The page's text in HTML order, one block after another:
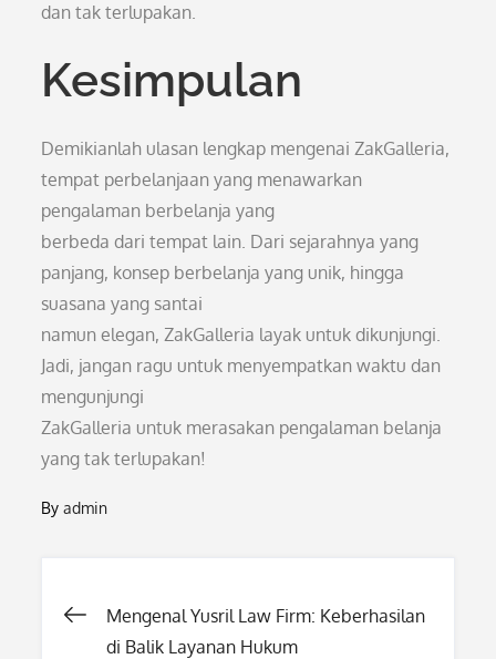
dan tak terlupakan.
Kesimpulan
Demikianlah ulasan lengkap mengenai ZakGalleria,
tempat perbelanjaan yang menawarkan
pengalaman berbelanja yang
berbeda dari tempat lain. Dari sejarahnya yang
panjang, konsep berbelanja yang unik, hingga
suasana yang santai
namun elegan, ZakGalleria layak untuk dikunjungi.
Jadi, jangan ragu untuk menyempatkan waktu dan
mengunjungi
ZakGalleria untuk merasakan pengalaman belanja
yang tak terlupakan!
Byadmin
Post
Mengenal Yusril Law Firm: Keberhasilan
di Balik Layanan Hukum